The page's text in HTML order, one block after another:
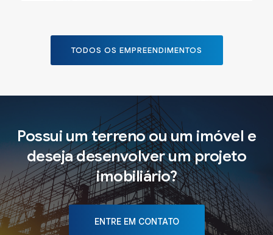
TODOS OS EMPREENDIMENTOS
Possui um terreno ou um imóvel e
deseja desenvolver um projeto
imobiliário?
ENTRE EM CONTATO